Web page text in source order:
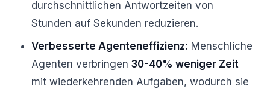
durchschnittlichen Antwortzeiten von
Stunden auf Sekunden reduzieren.
Verbesserte Agenteneffizienz: Menschliche
Agenten verbringen 30-40% weniger Zeit
mit wiederkehrenden Aufgaben, wodurch sie